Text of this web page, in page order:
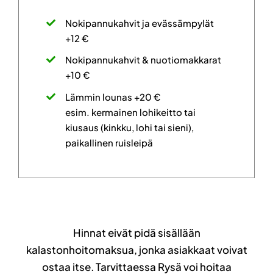
Nokipannukahvit ja evässämpylät
+12 €
Nokipannukahvit & nuotiomakkarat
+10 €
Lämmin lounas +20 €
esim. kermainen lohikeitto tai
kiusaus (kinkku, lohi tai sieni),
paikallinen ruisleipä
Hinnat eivät pidä sisällään
kalastonhoitomaksua, jonka asiakkaat voivat
ostaa itse. Tarvittaessa Rysä voi hoitaa